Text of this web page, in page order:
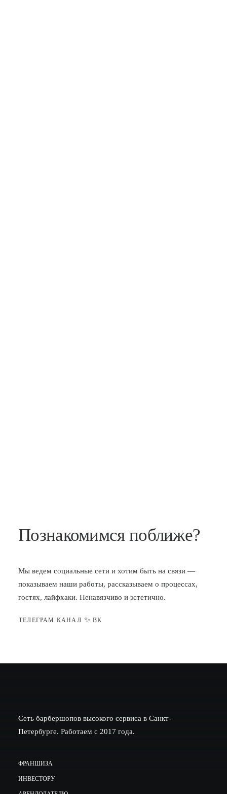
Познакомимся поближе?
Мы ведем социальные сети и хотим быть на связи —
показываем наши работы, рассказываем о процессах,
гостях, лайфхаки. Ненавязчиво и эстетично.
ТЕЛЕГРАМ КАНАЛ ✨ ВК
Сеть барбершопов высокого сервиса в Санкт-
Петербурге. Работаем с 2017 года.
ФРАНШИЗА
ИНВЕСТОРУ